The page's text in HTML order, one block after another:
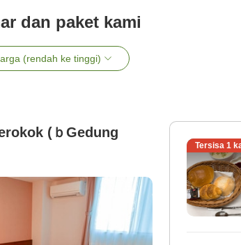
dan paket kami
(rendah ke tinggi)
(ｂGedung
Tersisa 1